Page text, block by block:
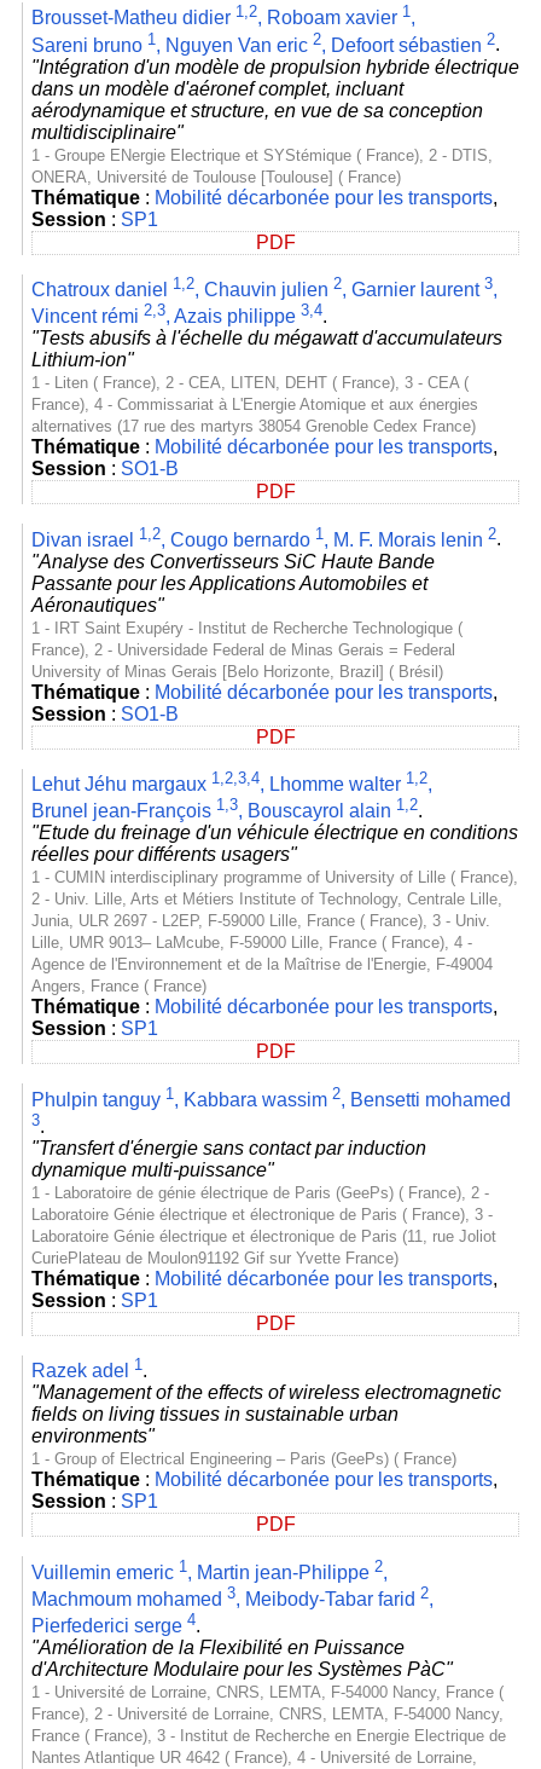
Brousset-Matheu didier 1,2, Roboam xavier 1,
Sareni bruno 1, Nguyen Van eric 2, Defoort sébastien 2.
"Intégration d'un modèle de propulsion hybride électrique
dans un modèle d'aéronef complet, incluant
aérodynamique et structure, en vue de sa conception
multidisciplinaire"
1 - Groupe ENergie Electrique et SYStémique ( France), 2 - DTIS,
ONERA, Université de Toulouse [Toulouse] ( France)
Thématique: Mobilité décarbonée pour les transports,
Session : SP1
PDF
Chatroux daniel 1,2, Chauvin julien 2, Garnier laurent 3,
Vincent rémi 2,3, Azais philippe 3,4.
"Tests abusifs à l'échelle du mégawatt d'accumulateurs
Lithium-ion"
1 - Liten ( France), 2 - CEA, LITEN, DEHT ( France), 3 - CEA (
France), 4 - Commissariat à L'Energie Atomique et aux énergies
alternatives (17 rue des martyrs 38054 Grenoble Cedex France)
Thématique: Mobilité décarbonée pour les transports,
Session : SO1-B
PDF
Divan israel 1,2, Cougo bernardo 1, M. F. Morais lenin 2.
"Analyse des Convertisseurs SiC Haute Bande
Passante pour les Applications Automobiles et
Aéronautiques"
1 - IRT Saint Exupéry - Institut de Recherche Technologique (
France), 2 - Universidade Federal de Minas Gerais = Federal
University of Minas Gerais [Belo Horizonte, Brazil] ( Brésil)
Thématique: Mobilité décarbonée pour les transports,
Session : SO1-B
PDF
Lehut Jéhu margaux 1,2,3,4, Lhomme walter 1,2,
Brunel jean-François 1,3, Bouscayrol alain 1,2.
"Etude du freinage d'un véhicule électrique en conditions
réelles pour différents usagers"
1 - CUMIN interdisciplinary programme of University of Lille ( France),
2 - Univ. Lille, Arts et Métiers Institute of Technology, Centrale Lille,
Junia, ULR 2697 - L2EP, F-59000 Lille, France ( France), 3 - Univ.
Lille, UMR 9013– LaMcube, F-59000 Lille, France ( France), 4 -
Agence de l'Environnement et de la Maîtrise de l'Energie, F-49004
Angers, France ( France)
Thématique: Mobilité décarbonée pour les transports,
Session : SP1
PDF
Phulpin tanguy 1, Kabbara wassim 2, Bensetti mohamed
3.
"Transfert d'énergie sans contact par induction
dynamique multi-puissance"
1 - Laboratoire de génie électrique de Paris (GeePs) ( France), 2 -
Laboratoire Génie électrique et électronique de Paris ( France), 3 -
Laboratoire Génie électrique et électronique de Paris (11, rue Joliot
CuriePlateau de Moulon91192 Gif sur Yvette France)
Thématique: Mobilité décarbonée pour les transports,
Session : SP1
PDF
Razek adel 1.
"Management of the effects of wireless electromagnetic
fields on living tissues in sustainable urban
environments"
1 - Group of Electrical Engineering – Paris (GeePs) ( France)
Thématique: Mobilité décarbonée pour les transports,
Session : SP1
PDF
Vuillemin emeric 1, Martin jean-Philippe 2,
Machmoum mohamed 3, Meibody-Tabar farid 2,
Pierfederici serge 4.
"Amélioration de la Flexibilité en Puissance
d'Architecture Modulaire pour les Systèmes PàC"
1 - Université de Lorraine, CNRS, LEMTA, F-54000 Nancy, France (
France), 2 - Université de Lorraine, CNRS, LEMTA, F-54000 Nancy,
France ( France), 3 - Institut de Recherche en Energie Electrique de
Nantes Atlantique UR 4642 ( France), 4 - Université de Lorraine,